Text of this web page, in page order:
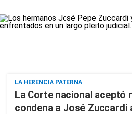
LA HERENCIA PATERNA
La Corte nacional aceptó
condena a José Zuccardi